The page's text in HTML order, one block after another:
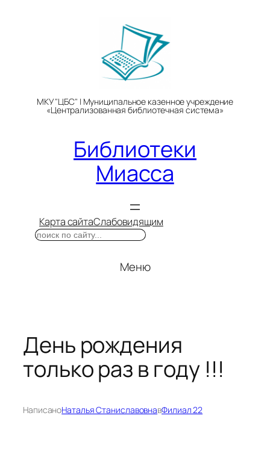
МКУ "ЦБС" | Муниципальное казенное учреждение
«Централизованная библиотечная система»
Библиотеки
Миасса
Карта сайтаСлабовидящим
Поиск
Меню
День рождения
только раз в году !!!
НаписаноНаталья СтаниславовнавФилиал 22